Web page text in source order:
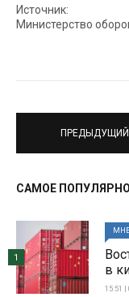
Источник:
Министерство
ПРЕДЫДУЩИЙ
САМОЕ
в
15:51 |
1